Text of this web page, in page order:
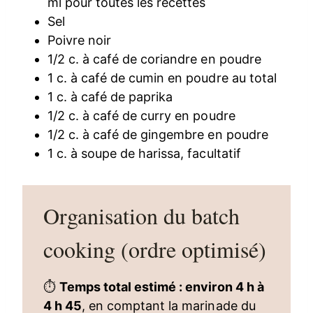
Sel
Poivre noir
1/2 c. à café de coriandre en poudre
1 c. à café de cumin en poudre au total
1 c. à café de paprika
1/2 c. à café de curry en poudre
1/2 c. à café de gingembre en poudre
1 c. à soupe de harissa, facultatif
Organisation du batch
cooking (ordre optimisé)
⏱Temps total estimé : environ 4 h à
4 h 45, en comptant la marinade du